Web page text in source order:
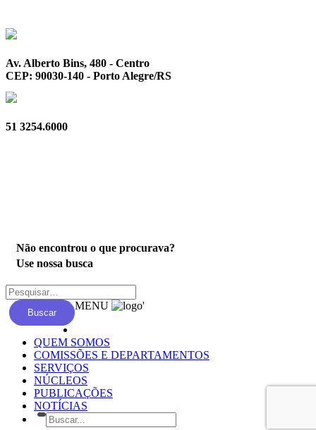
Av. Alberto Bins, 480 - Centro
CEP: 90030-140 - Porto Alegre/RS
51 3254.6000
Não encontrou o que procurava?
Use nossa busca
Buscar
MENU '
QUEM SOMOS
COMISSÕES E DEPARTAMENTOS
SERVIÇOS
NÚCLEOS
PUBLICAÇÕES
NOTÍCIAS